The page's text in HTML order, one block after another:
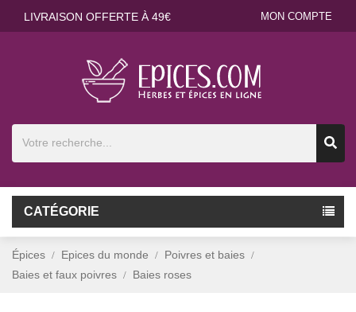
LIVRAISON OFFERTE À 49€ MON COMPTE
CATÉGORIE
Épices Epices du monde
Poivres et baies
Baies et faux poivres
Baies roses